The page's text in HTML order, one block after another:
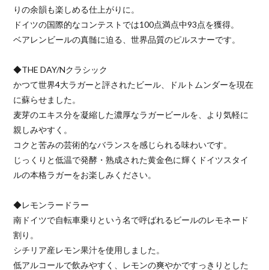
りの余韻も楽しめる仕上がりに。
ドイツの国際的なコンテストでは100点満点中93点を獲得。
ベアレンビールの真髄に迫る、世界品質のピルスナーです。
◆THE DAY/Nクラシック
かつて世界4大ラガーと評されたビール、ドルトムンダーを現在
に蘇らせました。
麦芽のエキス分を凝縮した濃厚なラガービールを、より気軽に
親しみやすく。
コクと苦みの芸術的なバランスを感じられる味わいです。
じっくりと低温で発酵・熟成された黄金色に輝くドイツスタイ
ルの本格ラガーをお楽しみください。
◆レモンラードラー
南ドイツで自転車乗りという名で呼ばれるビールのレモネード
割り。
シチリア産レモン果汁を使用しました。
低アルコールで飲みやすく、レモンの爽やかですっきりとした